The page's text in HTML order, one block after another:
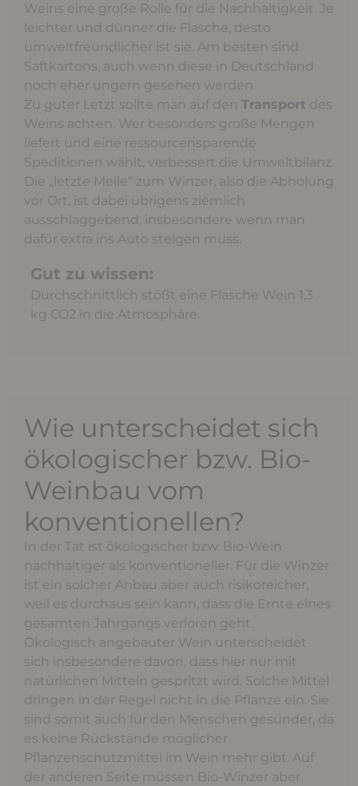
Weins eine große Rolle für die Nachhaltigkeit. Je
leichter und dünner die Flasche, desto
umweltfreundlicher ist sie. Am besten sind
Saftkartons, auch wenn diese in Deutschland
noch eher ungern gesehen werden.
Zu guter Letzt sollte man auf den Transport des
Weins achten. Wer besonders große Mengen
liefert und eine ressourcensparende
Speditionen wählt, verbessert die Umweltbilanz.
Die „letzte Meile“ zum Winzer, also die Abholung
vor Ort, ist dabei übrigens ziemlich
ausschlaggebend, insbesondere wenn man
dafür extra ins Auto steigen muss.
Gut zu wissen:
Durchschnittlich stößt eine Flasche Wein 1,3
kg CO2 in die Atmosphäre.
Wie unterscheidet sich
ökologischer bzw. Bio-
Weinbau vom
konventionellen?
In der Tat ist ökologischer bzw. Bio-Wein
nachhaltiger als konventioneller. Für die Winzer
ist ein solcher Anbau aber auch risikoreicher,
weil es durchaus sein kann, dass die Ernte eines
gesamten Jahrgangs verloren geht.
Ökologisch angebauter Wein unterscheidet
sich insbesondere davon, dass hier nur mit
natürlichen Mitteln gespritzt wird. Solche Mittel
dringen in der Regel nicht in die Pflanze ein. Sie
sind somit auch für den Menschen gesünder, da
es keine Rückstände möglicher
Pflanzenschutzmittel im Wein mehr gibt. Auf
der anderen Seite müssen Bio-Winzer aber